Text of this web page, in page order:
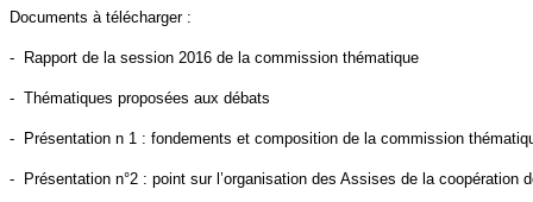
Documents à télécharger :
- Rapport de la session 2016 de la commission thématique
- Thématiques proposées aux débats
- Présentation n 1 : fondements et composition de la commission
- Présentation n°2 : point sur l’organisation des Assises de la coopération